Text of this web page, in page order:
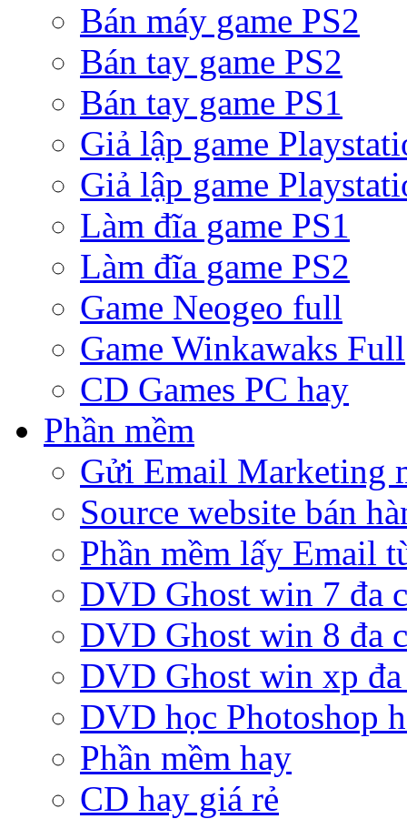
Bán máy game PS2
Bán tay game PS2
Bán tay game PS1
Giả lập game
Giả lập game
Làm đĩa game PS1
Làm đĩa game PS2
Game Neogeo full
Game Winkawaks Full
CD Games PC hay
Phần mềm
Gửi Email Marketing
Source website bán
Phần mềm lấy Email
DVD Ghost win 7 đa
DVD Ghost win 8 đa
DVD Ghost win xp
DVD học Photoshop
Phần mềm hay
CD hay giá rẻ